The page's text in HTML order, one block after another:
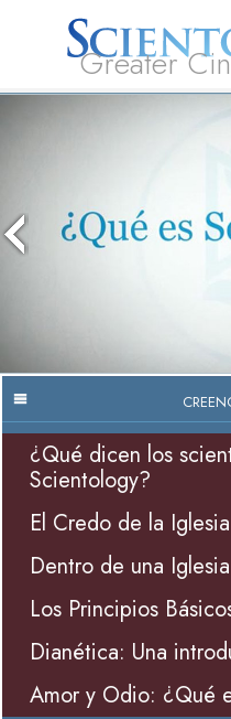
Greater
¿Qué dicen los
Scientology?
El Credo de la
Dentro de una Iglesia
Los Principios
Dianética: Una
Amor y Odio: ¿Qué